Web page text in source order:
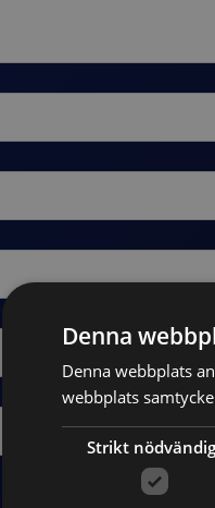
Denna
Denna webbplats
webbplats
Strikt